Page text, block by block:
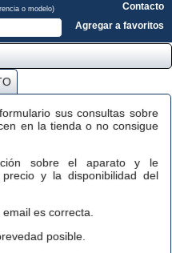
o modelo)
Contacto
Agregar a favoritos
sus consultas sobre
en la tienda o no consigue
sobre el aparato y le
y la disponibilidad del
es correcta.
posible.